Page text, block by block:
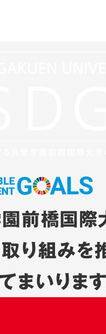
前橋国
り組みを
まいります